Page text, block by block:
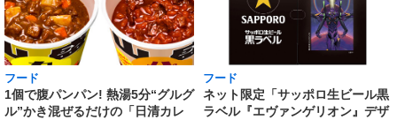
フード
1個で腹パンパン! 熱湯5分“グルグ
ル”かき混ぜるだけの「日清カレ
フード
ネット限定「サッポロ生ビール黒
ラベル『エヴァンゲリオン』デザ